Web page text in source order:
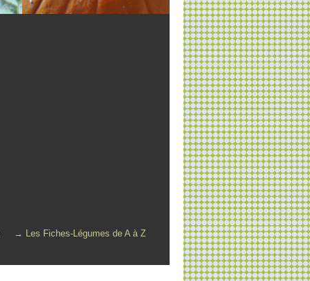
→ Les Fiches-Légumes de A à Z